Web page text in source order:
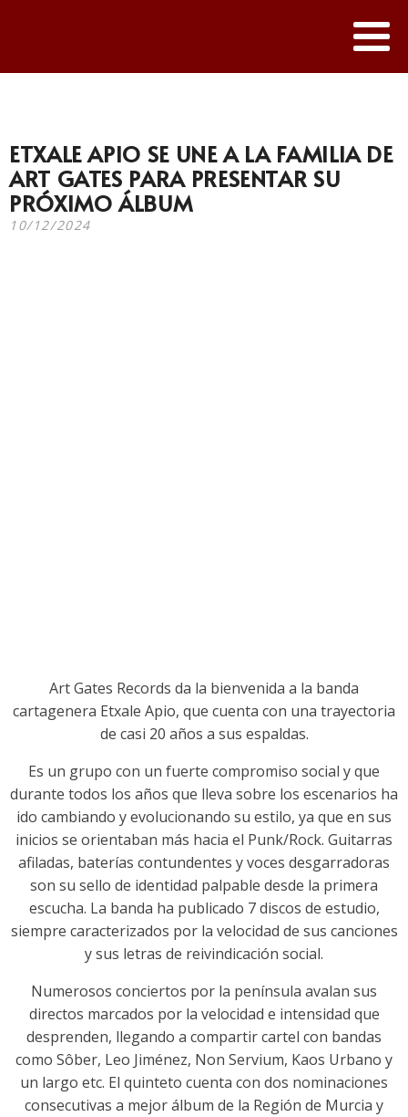
ETXALE APIO SE UNE A LA FAMILIA DE
ART GATES PARA PRESENTAR SU
PRÓXIMO ÁLBUM
10/12/2024
Art Gates Records da la bienvenida a la banda
cartagenera Etxale Apio, que cuenta con una trayectoria
de casi 20 años a sus espaldas.
Es un grupo con un fuerte compromiso social y que
durante todos los años que lleva sobre los escenarios ha
ido cambiando y evolucionando su estilo, ya que en sus
inicios se orientaban más hacia el Punk/Rock. Guitarras
afiladas, baterías contundentes y voces desgarradoras
son su sello de identidad palpable desde la primera
escucha. La banda ha publicado 7 discos de estudio,
siempre caracterizados por la velocidad de sus canciones
y sus letras de reivindicación social.
Numerosos conciertos por la península avalan sus
directos marcados por la velocidad e intensidad que
desprenden, llegando a compartir cartel con bandas
como Sôber, Leo Jiménez, Non Servium, Kaos Urbano y
un largo etc. El quinteto cuenta con dos nominaciones
consecutivas a mejor álbum de la Región de Murcia y